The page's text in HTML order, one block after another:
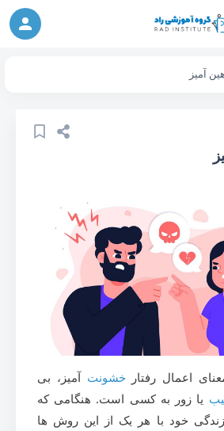
شرکت در ورکشاپ آنلاین
آمیز
اعمال رفتارخشونت آمیز، بی
یا زور به کسی است. هنگامی که
خود با هر یک از این روش ها